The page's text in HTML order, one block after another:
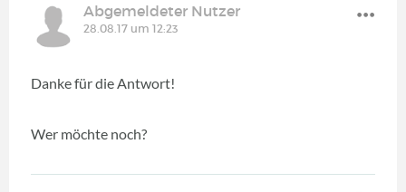
Abgemeldeter Nutzer
28.08.17 um 12:23
Danke für die Antwort!
Wer möchte noch?